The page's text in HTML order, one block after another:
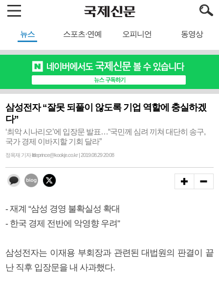
뉴스 스포츠·연예 오피니언 동영상
삼성전자 “잘못 되풀이 않도록 기업 역할에 충실하겠
다”
‘최악 시나리오’에 입장문 발표…“국민께 심려 끼쳐 대단히 송구,
국가 경제 이바지할 기회 달라”
정옥재 기자 littleprince@kookje.co.kr | 2019.08.29 20:08
- 재계 “삼성 경영 불확실성 확대
- 한국 경제 전반에 악영향 우려”
삼성전자는 이재용 부회장과 관련된 대법원의 판결이 끝
난 직후 입장문을 내 사과했다.